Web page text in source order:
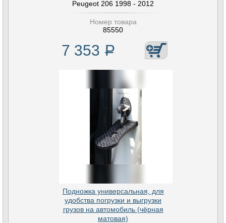
Peugeot 206 1998 - 2012
Номер товара
85550
7 353 Р
Подножка универсальная, для
удобства погрузки и выгрузки
грузов на автомобиль (чёрная
матовая)